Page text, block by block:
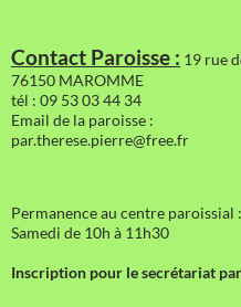
Contact Paroisse : 19 rue
76150 MAROMME
tél : 09 53 03 44 34
Email de la paroisse :
par.therese.pierre@free.fr
Permanence au centre paroissial :
Samedi de 10h à 11h30
Inscription pour le secrétariat